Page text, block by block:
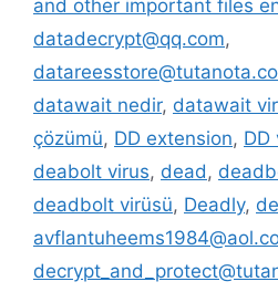
and other important files
datadecrypt@qq.com,
datawait nedir, datawait
çözümü, DD extension, DD
deabolt virus, dead,
deadbolt virüsü, Deadly,